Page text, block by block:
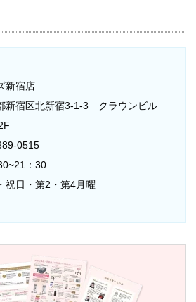
新宿店
新宿区北新宿3-1-3 クラウンビル
0515
：30
祝日・第2・第4月曜